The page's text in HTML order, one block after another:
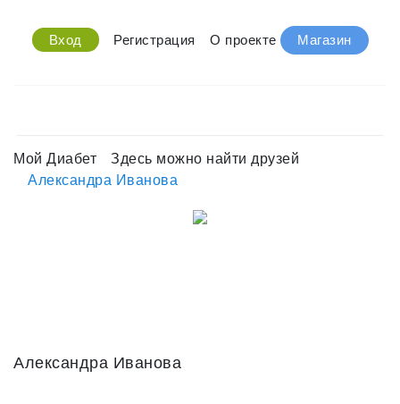
Вход Регистрация О проекте Магазин
Мой Диабет
Здесь можно найти друзей
Александра Иванова
Александра Иванова